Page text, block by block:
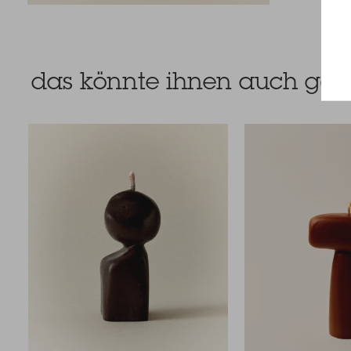
das könnte ihnen auch